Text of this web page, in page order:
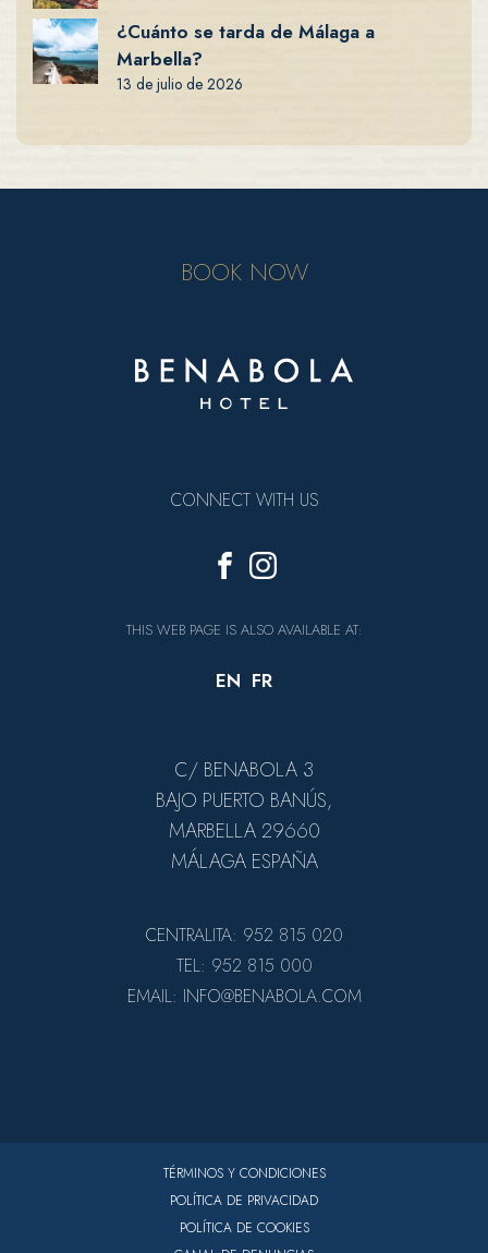
¿Cuánto se tarda de Málaga a
Marbella?
13 de julio de 2026
BOOK NOW
C/ BENABOLA 3
BAJO PUERTO BANÚS,
MARBELLA 29660
MÁLAGA ESPAÑA
CONNECT WITH US
THIS WEB PAGE IS ALSO AVAILABLE AT:
EN FR
CENTRALITA: 952 815 020
TEL: 952 815 000
EMAIL: INFO@BENABOLA.COM
TÉRMINOS Y CONDICIONES
POLÍTICA DE PRIVACIDAD
POLÍTICA DE COOKIES